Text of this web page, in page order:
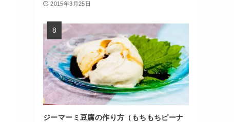
2015年3月25日
ジーマーミ豆腐の作り方（もちもちピーナ